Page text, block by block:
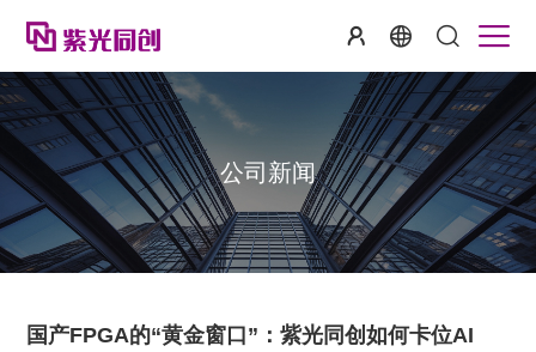
公司新闻
国产FPGA的“黄金窗口”：紫光同创如何卡位AI